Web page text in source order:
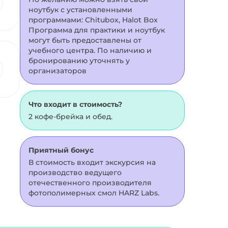
ноутбук с установленными
программами: Chitubox, Halot Box
Программа для практики и ноутбук
могут быть предоставлены от
учебного центра. По наличию и
бронированию уточнять у
организаторов
Что входит в стоимость?
2 кофе-брейка и обед.
Приятный бонус
В стоимость входит экскурсия на
производство ведущего
отечественного производителя
фотополимерных смол HARZ Labs.